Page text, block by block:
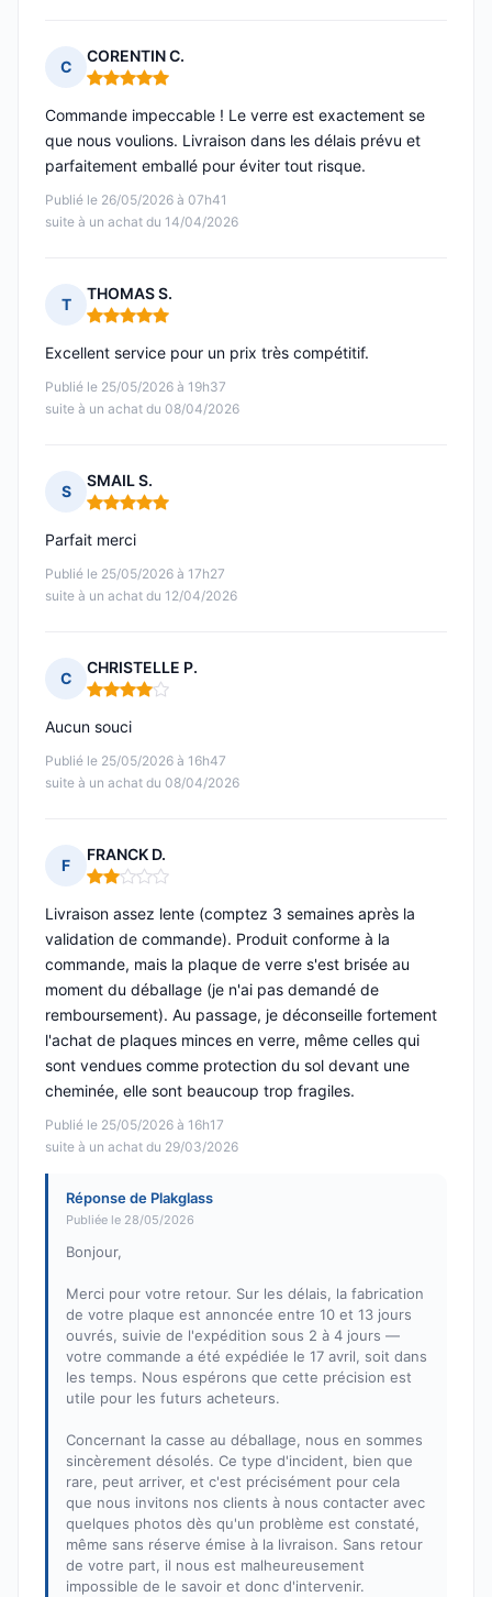
C
CORENTIN C.
Note : 5 sur 5
Publié le 26/05/2026 à 07h41
suite à un achat du 14/04/2026
Commande impeccable ! Le verre est exactement se
que nous voulions. Livraison dans les délais prévu et
parfaitement emballé pour éviter tout risque.
T
THOMAS S.
Note : 5 sur 5
Publié le 25/05/2026 à 19h37
suite à un achat du 08/04/2026
Excellent service pour un prix très compétitif.
S
SMAIL S.
Note : 5 sur 5
Publié le 25/05/2026 à 17h27
suite à un achat du 12/04/2026
Parfait merci
C
CHRISTELLE P.
Note : 4 sur 5
Publié le 25/05/2026 à 16h47
suite à un achat du 08/04/2026
Aucun souci
F
FRANCK D.
Note : 2 sur 5
Publié le 25/05/2026 à 16h17
suite à un achat du 29/03/2026
Livraison assez lente (comptez 3 semaines après la
validation de commande). Produit conforme à la
commande, mais la plaque de verre s'est brisée au
moment du déballage (je n'ai pas demandé de
remboursement). Au passage, je déconseille fortement
l'achat de plaques minces en verre, même celles qui
sont vendues comme protection du sol devant une
cheminée, elle sont beaucoup trop fragiles.
Réponse de Plakglass
Publiée le 28/05/2026
Bonjour,
Merci pour votre retour. Sur les délais, la fabrication
de votre plaque est annoncée entre 10 et 13 jours
ouvrés, suivie de l'expédition sous 2 à 4 jours —
votre commande a été expédiée le 17 avril, soit dans
les temps. Nous espérons que cette précision est
utile pour les futurs acheteurs.
Concernant la casse au déballage, nous en sommes
sincèrement désolés. Ce type d'incident, bien que
rare, peut arriver, et c'est précisément pour cela
que nous invitons nos clients à nous contacter avec
quelques photos dès qu'un problème est constaté,
même sans réserve émise à la livraison. Sans retour
de votre part, il nous est malheureusement
impossible de le savoir et donc d'intervenir.